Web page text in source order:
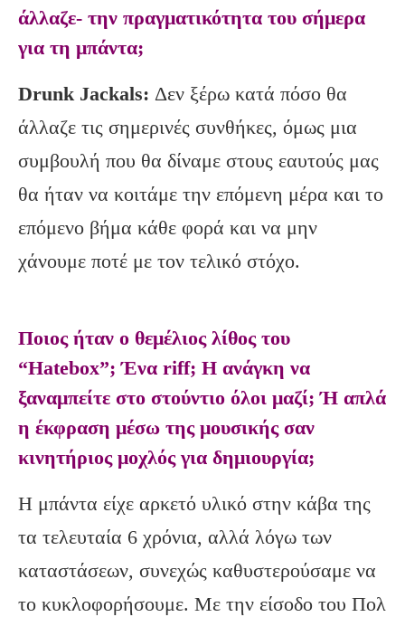
άλλαζε- την πραγματικότητα του σήμερα
για τη μπάντα;
Drunk Jackals: Δεν ξέρω κατά πόσο θα
άλλαζε τις σημερινές συνθήκες, όμως μια
συμβουλή που θα δίναμε στους εαυτούς μας
θα ήταν να κοιτάμε την επόμενη μέρα και το
επόμενο βήμα κάθε φορά και να μην
χάνουμε ποτέ με τον τελικό στόχο.
Ποιος ήταν ο θεμέλιος λίθος του
“Hatebox”; Ένα riff; Η ανάγκη να
ξαναμπείτε στο στούντιο όλοι μαζί; Ή απλά
η έκφραση μέσω της μουσικής σαν
κινητήριος μοχλός για δημιουργία;
Η μπάντα είχε αρκετό υλικό στην κάβα της
τα τελευταία 6 χρόνια, αλλά λόγω των
καταστάσεων, συνεχώς καθυστερούσαμε να
το κυκλοφορήσουμε. Με την είσοδο του Πολ